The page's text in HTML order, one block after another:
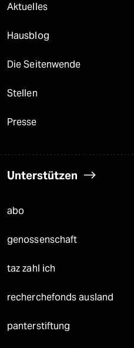
Aktuelles
Hausblog
Die Seitenwende
Stellen
Presse
Unterstützen
abo
genossenschaft
taz zahl ich
recherchefonds ausland
panterstiftung